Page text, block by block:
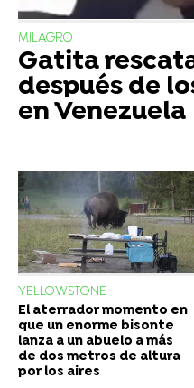
MILAGRO
Gatita
después de
en Venezuela
YELLOWSTONE
El aterrador momento en
que un enorme bisonte
lanza a un abuelo a más
de dos metros de altura
por los aires